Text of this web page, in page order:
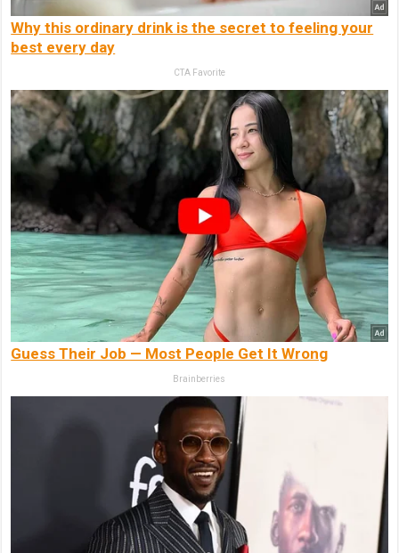
Why this ordinary drink is the secret to feeling your
best every day
CTA Favorite
Guess Their Job — Most People Get It Wrong
Brainberries